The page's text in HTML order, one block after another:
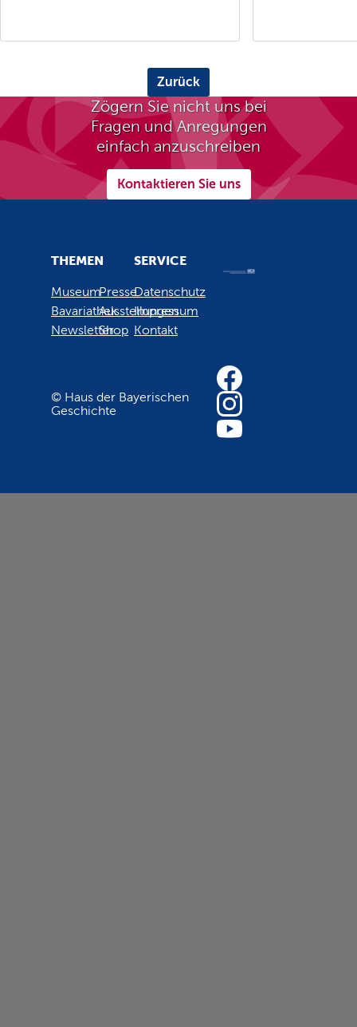
Zurück
Zögern Sie nicht uns bei
Fragen und Anregungen
einfach anzuschreiben
Kontaktieren Sie uns
THEMEN
Museum
Bavariathek
Newsletter
Presse
Ausstellungen
Shop
SERVICE
Datenschutz
Impressum
Kontakt
© Haus der Bayerischen
Geschichte